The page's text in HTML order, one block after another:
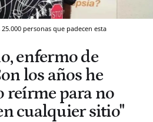
personas que padecen esta
enfermo de
los años he
reírme para no
cualquier sitio"